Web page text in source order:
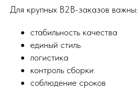
Для крупных B2B-заказов важны:
стабильность качества
единый стиль
логистика
контроль сборки
соблюдение сроков